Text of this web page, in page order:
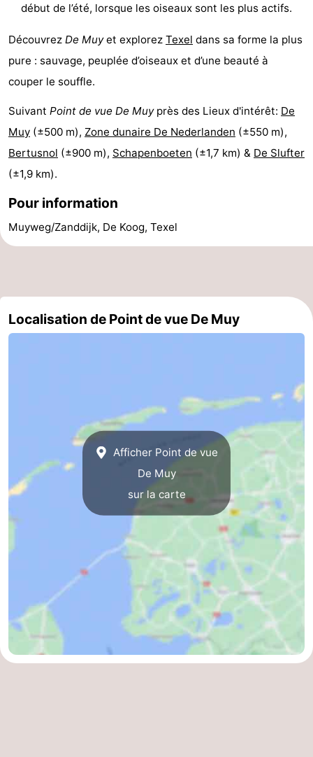
Eibernest
't
Hoogelandt
-
Beach
Park
Texel
-
Buytenveldt
-
De
Krim
-
EuroParcs
Texel
-
Kustpark
Texel
Sluftervallei
-
Residentie
Villapark
Hôtels
faire
Lieux
d'intérêt
-
Moulins
-
Points
Attractions
début de l’été, lorsque les oiseaux sont les plus actifs.
Découvrez De Muyet explorez Texel dans sa forme la plus
pure : sauvage, peuplée d’oiseaux et d’une beauté à
couper le souffle.
Suivant Point de vue De Muyprès des Lieux d'intérêt: De
Muy (±500 m), Zone dunaire De Nederlanden (±550 m),
Bertusnol (±900 m), Schapenboeten (±1,7 km) & De Slufter
(±1,9 km).
Pour information
Muyweg/Zanddijk, De Koog, Texel
Localisation de Point de vue De Muy
Afficher Point de vue
De Muy
sur la carte